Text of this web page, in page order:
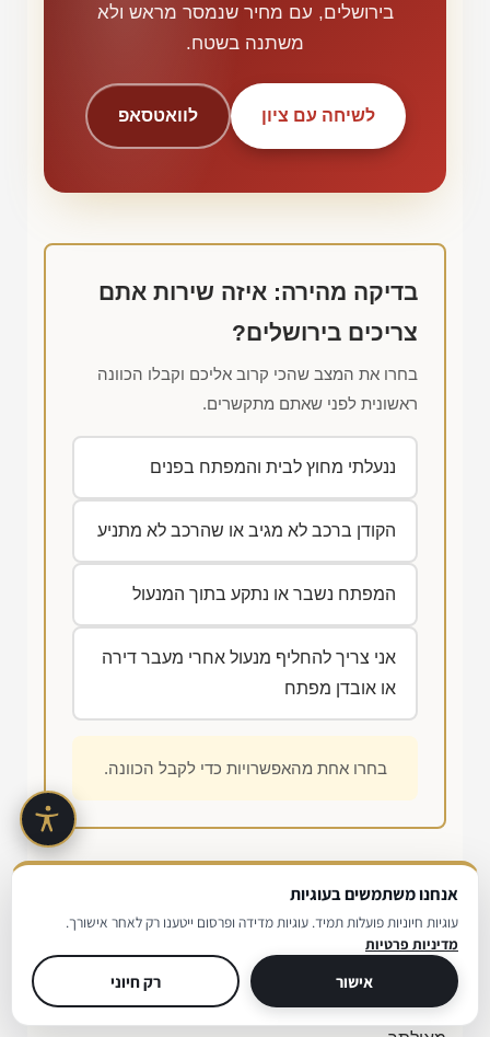
בירושלים, עם מחיר שנמסר מראש ולא
משתנה בשטח.
לשיחה עם ציון לוואטסאפ
בדיקה מהירה: איזה שירות אתם
צריכים בירושלים?
בחרו את המצב שהכי קרוב אליכם וקבלו הכוונה
ראשונית לפני שאתם מתקשרים.
ננעלתי מחוץ לבית והמפתח בפנים
הקודן ברכב לא מגיב או שהרכב לא מתניע
המפתח נשבר או נתקע בתוך המנעול
אני צריך להחליף מנעול אחרי מעבר דירה
או אובדן מפתח
בחרו אחת מהאפשרויות כדי לקבל הכוונה.
רגע לפני שמתקשרים
בסרטון הקצר הבא אפשר לראות איך נראית עבודת
מנעולן על מפתח ועל מנגנון רכב מקרוב. זה נותן מושג
טוב על ההבדל בין עבודה מדויקת לבין ניסיון פתיחה
אנחנו משתמשים בעוגיות
עוגיות חיוניות פועלות תמיד. עוגיות מדידה ופרסום ייטענו רק לאחר אישורך.
מדיניות פרטיות
אישור רק חיוני